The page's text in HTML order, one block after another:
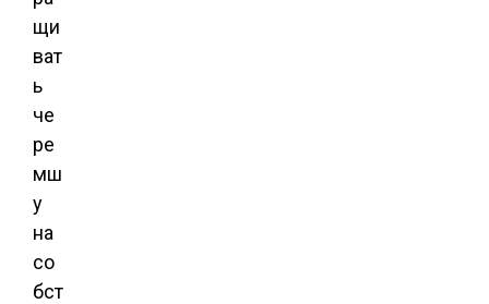
щи
ват
ь
че
ре
мш
у
на
со
бст